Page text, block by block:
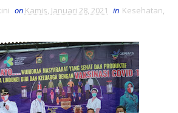
on Kamis, Januari 28, 2021 in Kesehatan,